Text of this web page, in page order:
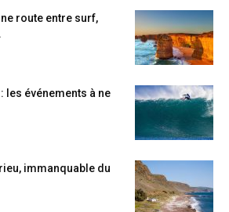
route entre surf,
les événements à ne
immanquable du